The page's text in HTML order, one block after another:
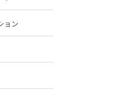
ョン